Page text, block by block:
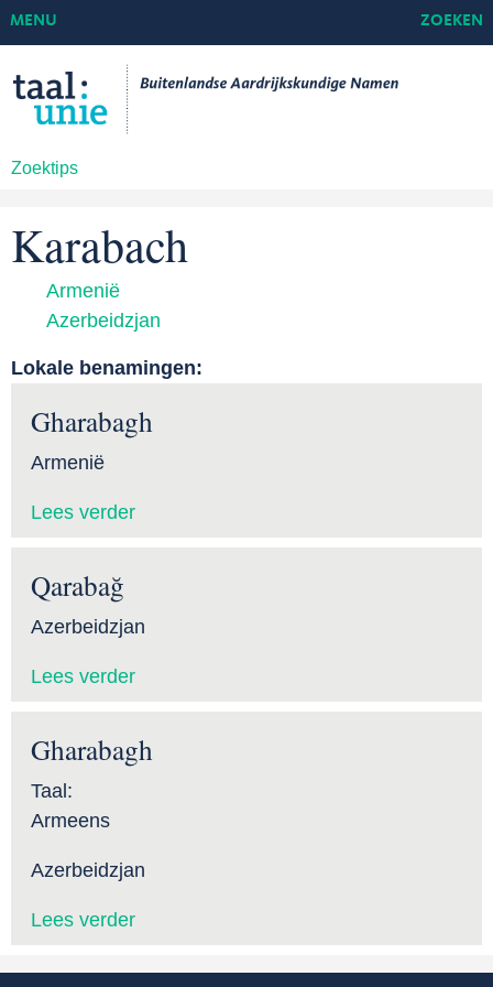
Zoektips
MENU ZOEKEN
Karabach
Armenië
Azerbeidzjan
Lokale benamingen:
Gharabagh
Armenië
Lees verder
Qarabağ
Azerbeidzjan
Lees verder
Gharabagh
Taal:
Armeens
Azerbeidzjan
Lees verder